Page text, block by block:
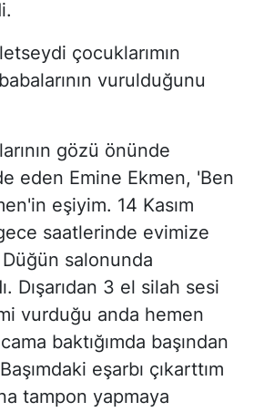
çocuklarımın
vurulduğunu
gözü önünde
eden Emine Ekmen, 'Ben
eşiyim. 14 Kasım
saatlerinde evimize
salonunda
Dışarıdan 3 el silah sesi
vurduğu anda hemen
baktığımda başından
eşarbı çıkarttım
tampon yapmaya